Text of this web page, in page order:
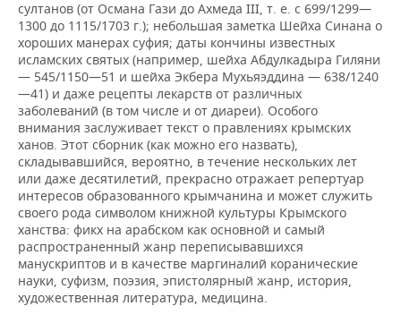
султанов (от Османа Гази до Ахмеда III, т. е. с 699/1299—
1300 до 1115/1703 г.); небольшая заметка Шейха Синана о
хороших манерах суфия; даты кончины известных
исламских святых (например, шейха Абдулкадыра Гиляни
— 545/1150—51 и шейха Экбера Мухьяэддина — 638/1240
—41) и даже рецепты лекарств от различных
заболеваний (в том числе и от диареи). Особого
внимания заслуживает текст о правлениях крымских
ханов. Этот сборник (как можно его назвать),
складывавшийся, вероятно, в течение нескольких лет
или даже десятилетий, прекрасно отражает репертуар
интересов образованного крымчанина и может служить
своего рода символом книжной культуры Крымского
ханства: фикх на арабском как основной и самый
распространенный жанр переписывавшихся
манускриптов и в качестве маргиналий коранические
науки, суфизм, поэзия, эпистолярный жанр, история,
художественная литература, медицина.